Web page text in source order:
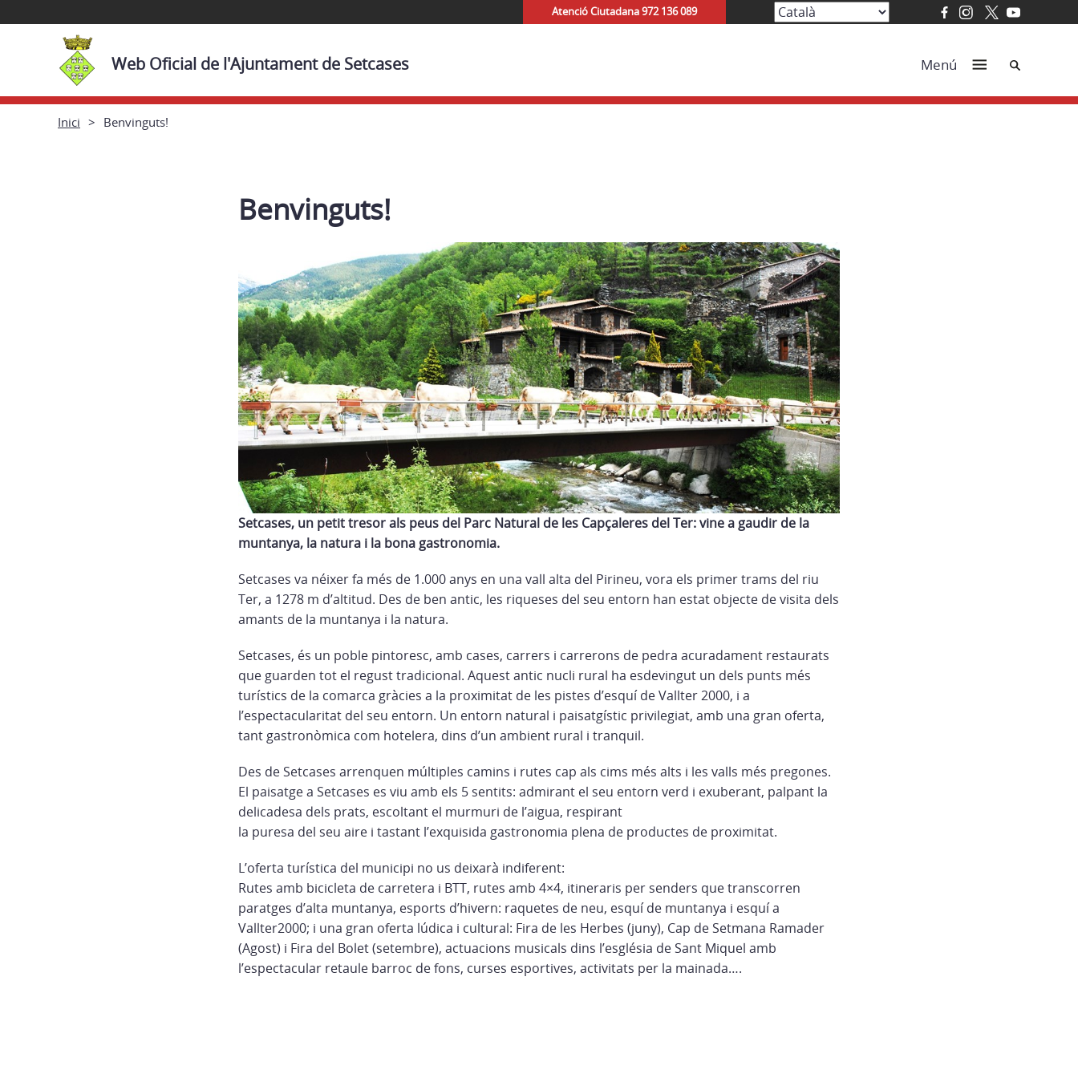
Atenció Ciutadana 972 136 089
Web Oficial de l'Ajuntament de Setcases Menú Cerca
Inici Benvinguts!
Benvinguts!
Setcases, un petit tresor als peus del Parc Natural de les Capçaleres del Ter: vine a gaudir de la
muntanya, la natura i la bona gastronomia.
Setcases va néixer fa més de 1.000 anys en una vall alta del Pirineu, vora els primer trams del riu
Ter, a 1278 m d’altitud. Des de ben antic, les riqueses del seu entorn han estat objecte de visita dels
amants de la muntanya i la natura.
Setcases, és un poble pintoresc, amb cases, carrers i carrerons de pedra acuradament restaurats
que guarden tot el regust tradicional. Aquest antic nucli rural ha esdevingut un dels punts més
turístics de la comarca gràcies a la proximitat de les pistes d’esquí de Vallter 2000, i a
l’espectacularitat del seu entorn. Un entorn natural i paisatgístic privilegiat, amb una gran oferta,
tant gastronòmica com hotelera, dins d’un ambient rural i tranquil.
Des de Setcases arrenquen múltiples camins i rutes cap als cims més alts i les valls més pregones.
El paisatge a Setcases es viu amb els 5 sentits: admirant el seu entorn verd i exuberant, palpant la
delicadesa dels prats, escoltant el murmuri de l’aigua, respirant
la puresa del seu aire i tastant l’exquisida gastronomia plena de productes de proximitat.
L’oferta turística del municipi no us deixarà indiferent:
Rutes amb bicicleta de carretera i BTT, rutes amb 4×4, itineraris per senders que transcorren
paratges d’alta muntanya, esports d’hivern: raquetes de neu, esquí de muntanya i esquí a
Vallter2000; i una gran oferta lúdica i cultural: Fira de les Herbes (juny), Cap de Setmana Ramader
(Agost) i Fira del Bolet (setembre), actuacions musicals dins l’església de Sant Miquel amb
l’espectacular retaule barroc de fons, curses esportives, activitats per la mainada….